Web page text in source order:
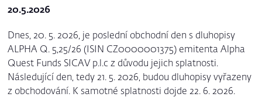
20.5.2026
Dnes, 20. 5. 2026, je poslední obchodní den s dluhopisy
ALPHA Q. 5,25/26 (ISIN CZ0000001375) emitenta Alpha
Quest Funds SICAV p.l.c z důvodu jejich splatnosti.
Následující den, tedy 21. 5. 2026, budou dluhopisy vyřazeny
z obchodování. K samotné splatnosti dojde 22. 6. 2026.